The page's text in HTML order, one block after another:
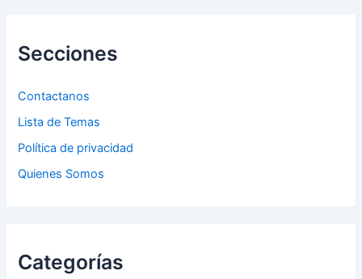
p
o
:
Secciones
Contactanos
Lista de Temas
Política de privacidad
Quienes Somos
Categorías